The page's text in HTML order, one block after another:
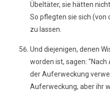
Übeltäter, sie hätten
So pflegten sie sich (von
zu lassen.
Und diejenigen, denen
worden ist, sagen:
der Auferweckung
Auferweckung, aber ihr